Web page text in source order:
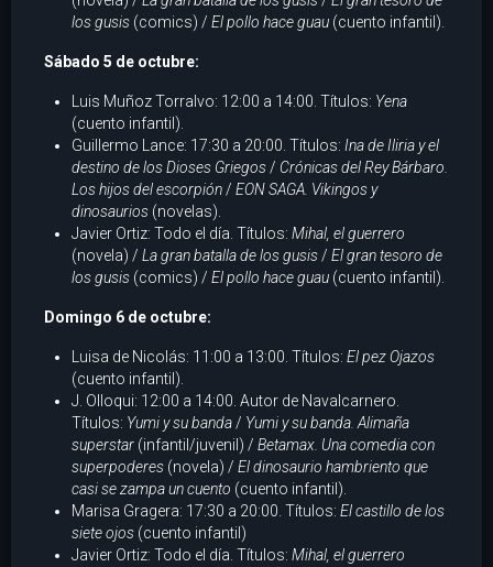
los gusis (comics) / El pollo hace guau (cuento infantil).
Sábado 5 de octubre:
Luis Muñoz Torralvo: 12:00 a 14:00. Títulos: Yena
(cuento infantil).
Guillermo Lance: 17:30 a 20:00. Títulos: Ina de Iliria y el
destino de los Dioses Griegos / Crónicas del Rey Bárbaro.
Los hijos del escorpión / EON SAGA. Vikingos y
dinosaurios (novelas).
Javier Ortiz: Todo el día. Títulos: Mihal, el guerrero
(novela) / La gran batalla de los gusis / El gran tesoro de
los gusis (comics) / El pollo hace guau (cuento infantil).
Domingo 6 de octubre:
Luisa de Nicolás: 11:00 a 13:00. Títulos: El pez Ojazos
(cuento infantil).
J. Olloqui: 12:00 a 14:00. Autor de Navalcarnero.
Títulos: Yumi y su banda / Yumi y su banda. Alimaña
superstar (infantil/juvenil) / Betamax. Una comedia con
superpoderes (novela) / El dinosaurio hambriento que
casi se zampa un cuento (cuento infantil).
Marisa Gragera: 17:30 a 20:00. Títulos: El castillo de los
siete ojos (cuento infantil)
Javier Ortiz: Todo el día. Títulos: Mihal, el guerrero